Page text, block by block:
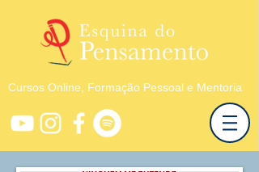
Cursos Online, Formação Pessoal e Mentoria